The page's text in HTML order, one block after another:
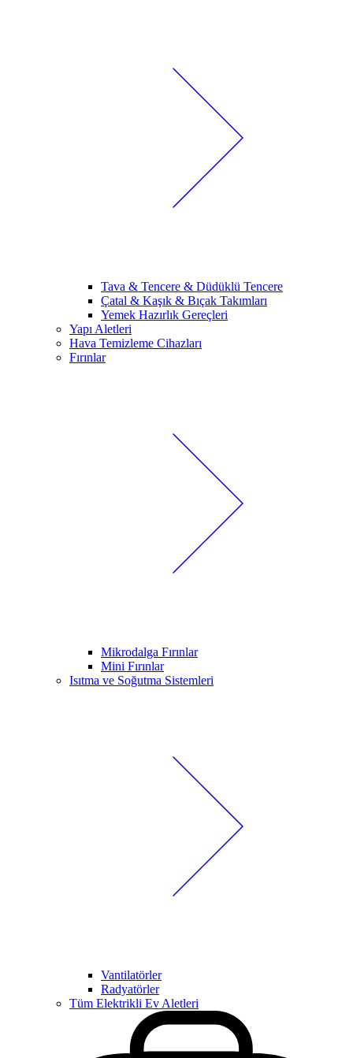
Tava & Tencere & Düdüklü Tencere
Çatal & Kaşık & Bıçak Takımları
Yemek Hazırlık Gereçleri
Yapı Aletleri
Hava Temizleme Cihazları
Fırınlar
Mikrodalga Fırınlar
Mini Fırınlar
Isıtma ve Soğutma Sistemleri
Vantilatörler
Radyatörler
Tüm Elektrikli Ev Aletleri